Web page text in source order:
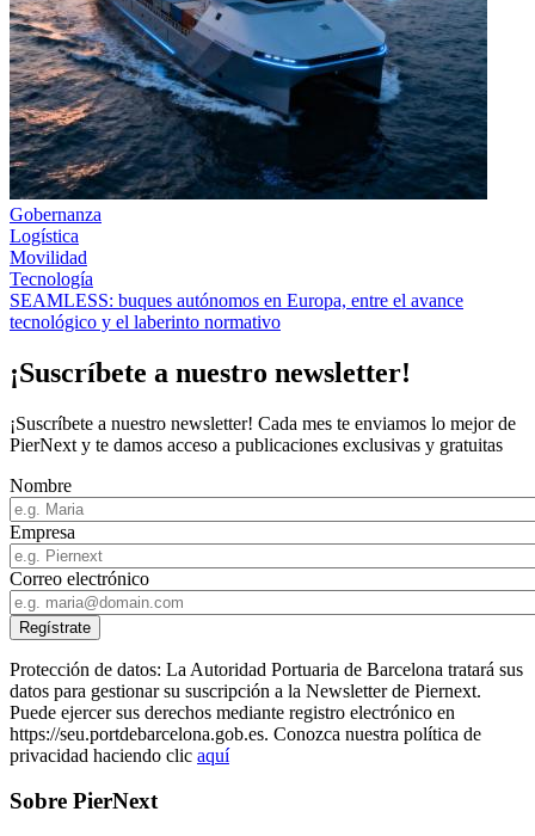
Gobernanza
Logística
Movilidad
Tecnología
SEAMLESS: buques autónomos en Europa, entre el avance
tecnológico y el laberinto normativo
¡Suscríbete a nuestro newsletter!
¡Suscríbete a nuestro newsletter! Cada mes te enviamos lo mejor de
PierNext y te damos acceso a publicaciones exclusivas y gratuitas
Nombre
Empresa
Correo electrónico
Protección de datos: La Autoridad Portuaria de Barcelona tratará sus
datos para gestionar su suscripción a la Newsletter de Piernext.
Puede ejercer sus derechos mediante registro electrónico en
https://seu.portdebarcelona.gob.es. Conozca nuestra política de
privacidad haciendo clic aquí
Sobre PierNext